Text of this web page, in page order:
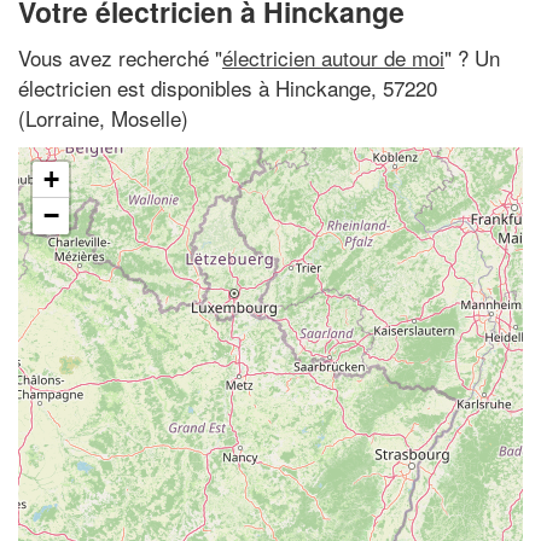
Votre électricien à Hinckange
Vous avez recherché "électricien autour de moi" ? Un
électricien est disponibles à Hinckange, 57220
(Lorraine, Moselle)
+
−